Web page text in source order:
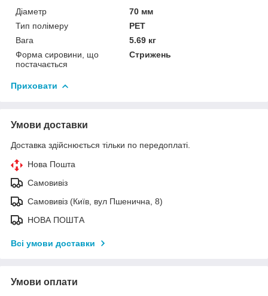
Діаметр
70 мм
Тип полімеру
PET
Вага
5.69 кг
Форма сировини, що
постачається
Стрижень
Приховати
Умови доставки
Доставка здійснюється тільки по передоплаті.
Нова Пошта
Самовивіз
Самовивіз (Київ, вул Пшенична, 8)
НОВА ПОШТА
Всі умови доставки
Умови оплати